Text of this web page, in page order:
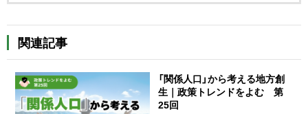
関連記事
「関係人口」から考える地方創
生｜政策トレンドをよむ 第
25回